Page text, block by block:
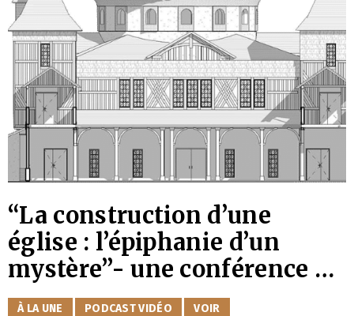
“La construction d’une
église : l’épiphanie d’un
mystère”- une conférence de
père Elie
CATÉGORIES
À LA UNE PODCAST VIDÉO VOIR